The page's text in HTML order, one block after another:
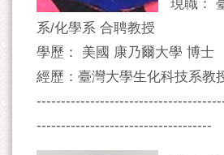
現職：
系/化學系 合聘教授
學歷： 美國 康乃爾大學 博士
經歷：臺灣大學生化科技系教
------------------------------------